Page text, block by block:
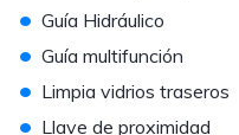
• Guía Hidráulico
• Guía multifunción
• Limpia vidrios traseros
• Llave de proximidad